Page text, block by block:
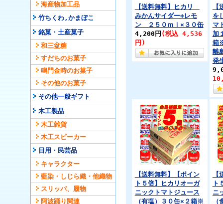
海産物加工品
竹ちくわ,かまぼこ
銘菓・土産菓子
和三盆糖
すだちのお菓子
鳴門金時のお菓子
その他のお菓子
その他一般ギフト
木工製品
木工雑貨
木工スピーカー
日用・民芸品
キャラクター
藍染・しじら織・他織物
スリッパ、履物
阿波踊り関連
【送料無料】ヒカリ
みかんサイダー+レモ
ン ２５０ｍｌ×３０缶
4,200円 (税込 4,536
円)
を
マ
加
箱
離
発
【送料無料】【ポイン
ト５倍】ヒカリオーガ
ニックトマトジュース
（有塩）３０缶×２箱※
ト
ニ